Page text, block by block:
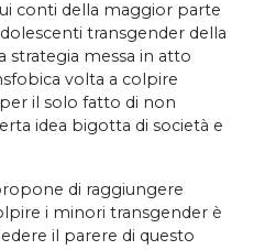
conti della maggior parte
transgender della
strategia messa in atto
volta a colpire
il solo fatto di non
idea bigotta di società e
di raggiungere
i minori transgender è
il parere di questo